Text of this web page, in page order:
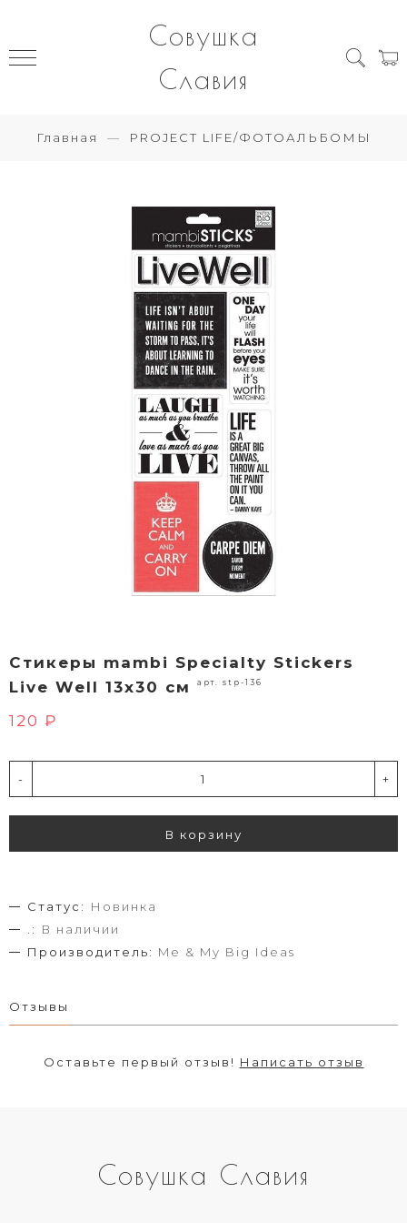
Совушка
Славия
Главная PROJECT LIFE/ФОТОАЛЬБОМЫ
Стикеры mambi Specialty Stickers
Live Well 13х30 см
арт. stp-136
120 ₽
- +
В корзину
Статус:
Новинка
.:
В наличии
Производитель: Me & My Big Ideas
Отзывы
Оставьте первый отзыв! Написать отзыв
Совушка Славия